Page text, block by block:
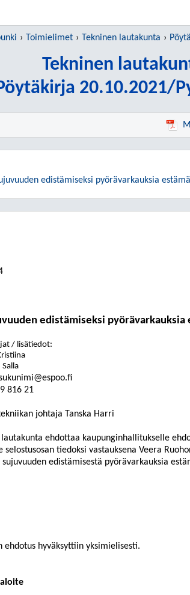
Toimielimet Tekninen lautakunta
Tekninen
20.10.2021/
edistämiseksi pyörävarkauksia
edistämiseksi pyörävarkauksia
/ lisätiedot:
816 21
johtaja Tanska Harri
lautakunta ehdottaa kaupunginhallitukselle
selostusosan tiedoksi vastauksena Veera
edistämisestä pyörävarkauksia
ehdotus hyväksyttiin yksimielisesti.